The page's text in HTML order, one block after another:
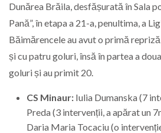
Dunărea Brăila, desfășurată în Sala
Pană”, în etapa a 21-a, penultima, a
Băimărencele au avut o primă
și cu patru goluri, însă în partea a
goluri și au primit 20.
CS Minaur: Iulia Dumanska (7
Preda (3 intervenții, a apărat un
Daria Maria Tocaciu (o